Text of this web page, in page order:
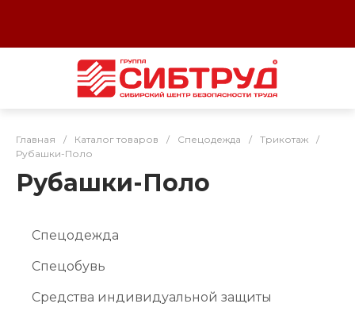
Главная / Каталог товаров / Спецодежда / Трикотаж
/
Рубашки-Поло
Рубашки-Поло
Спецодежда
Спецобувь
Средства индивидуальной защиты